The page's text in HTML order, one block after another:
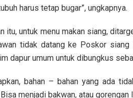
harus tetap bugar”, ungkapnya.
itu, untuk menu makan siang,
tidak datang ke Poskor siang
dapur umum untuk dibungkus
bahan – bahan yang ada
menjadi bakwan, atau